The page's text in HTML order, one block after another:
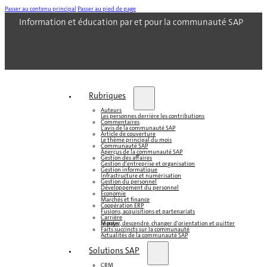
Passer au contenu principal Passer au pied de page
Information et éducation par et pour la communauté SAP
Rubriques
Auteurs
Les personnes derrière les contributions
Commentaires
L'avis de la communauté SAP
Article de couverture
Le thème principal du mois
Communauté SAP
Aperçus de la communauté SAP
Gestion des affaires
Gestion d'entreprise et organisation
Gestion informatique
Infrastructure et numérisation
Gestion du personnel
Développement du personnel
Économie
Marchés et finance
Coopération ERP
Fusions, acquisitions et partenariats
Carrière
Monter, descendre, changer d'orientation et quitter le pays
Faits succincts sur la communauté
Actualités de la communauté SAP
Solutions SAP
CRM